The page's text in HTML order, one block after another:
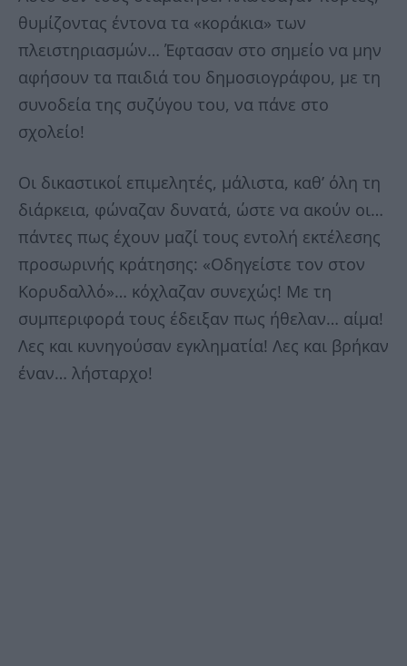
θυμίζοντας έντονα τα «κοράκια» των
πλειστηριασμών… Έφτασαν στο σημείο να μην
αφήσουν τα παιδιά του δημοσιογράφου, με τη
συνοδεία της συζύγου του, να πάνε στο
σχολείο!
Οι δικαστικοί επιμελητές, μάλιστα, καθ’ όλη τη
διάρκεια, φώναζαν δυνατά, ώστε να ακούν οι…
πάντες πως έχουν μαζί τους εντολή εκτέλεσης
προσωρινής κράτησης: «Οδηγείστε τον στον
Κορυδαλλό»… κόχλαζαν συνεχώς! Με τη
συμπεριφορά τους έδειξαν πως ήθελαν… αίμα!
Λες και κυνηγούσαν εγκληματία! Λες και βρήκαν
έναν… λήσταρχο!